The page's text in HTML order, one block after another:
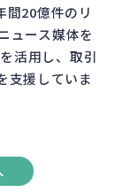
20億件のリ
ュース媒体を
活用し、取引
支援していま